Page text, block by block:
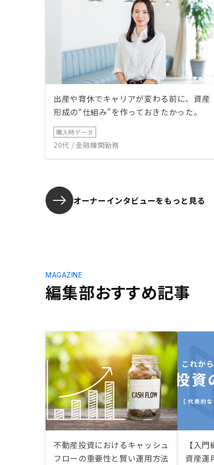
出産や育休でキャリアが変わる前に、資産
形成の“仕組み”を作っておきたかった。
購入時データ
20代 / 金融機関勤務
オーナーインタビューをもっと見る
編集部おすすめ記事
MAGAZINE
不動産投資におけるキャッシュ
フローの重要性と賢い運用方法
【入
資産運